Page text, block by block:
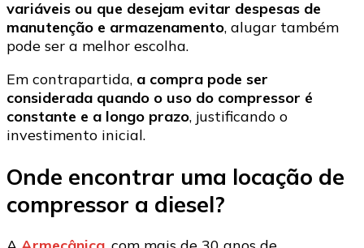
variáveis ou que desejam evitar despesas de
manutenção e armazenamento, alugar também
pode ser a melhor escolha.
Em contrapartida, a compra pode ser
considerada quando o uso do compressor é
constante e a longo prazo, justificando o
investimento inicial.
Onde encontrar uma locação de
compressor a diesel?